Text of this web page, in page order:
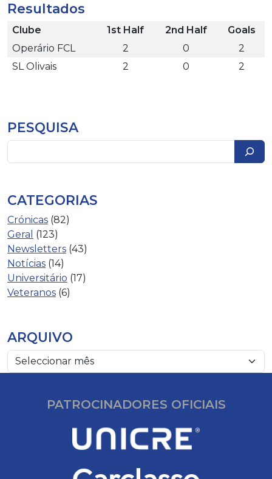
Resultados
Clube 1st Half 2nd Half
Goals
Operário FCL
2 0
2
SL Olivais
2 0 2
PESQUISA
CATEGORIAS
Crónicas (82)
Geral (123)
Newsletters (43)
Notícias (14)
Universitário (17)
Veteranos (6)
ARQUIVO
PATROCINADORES OFICIAIS